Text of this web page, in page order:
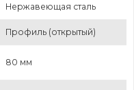
Нержавеющая сталь
Профиль (открытый)
80 мм